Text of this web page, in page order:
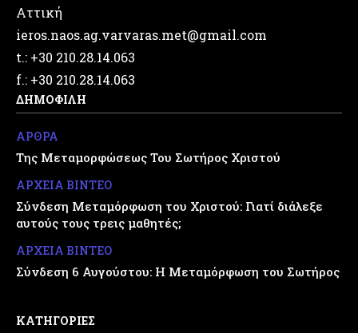
Αττική
ieros.naos.ag.varvaras.met@gmail.com
t.: +30 210.28.14.063
f.: +30 210.28.14.063
ΔΗΜΟΦΙΛΗ
ΑΡΘΡΑ
Της Μεταμορφώσεως Του Σωτήρος Χριστού
ΑΡΧΕΙΑ ΒΙΝΤΕΟ
Σύνδεση Μεταμόρφωση του Χριστού: Γιατί διάλεξε
αυτούς τους τρεις μαθητές;
ΑΡΧΕΙΑ ΒΙΝΤΕΟ
Σύνδεση 6 Αυγούστου: Η Μεταμόρφωση του Σωτήρος
ΚΑΤΗΓΟΡΙΕΣ